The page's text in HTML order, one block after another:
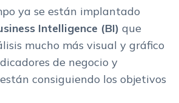
ya se están implantado
Intelligence (BI) que
mucho más visual y gráfico
de negocio y
consiguiendo los objetivos